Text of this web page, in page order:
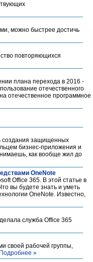
можно быстрее достичь
повторяющихся
плана перехода в 2016 -
отечественного
отечественное программное
создания защищенных
бизнес-приложения и
как вообще жил до
OneNote
Office 365. В этой статье в
вы будете знать и уметь
OneNote. Известно,
служба Office 365
своей рабочей группы,
Подробнее »